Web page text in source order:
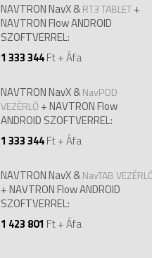
NAVTRON NavX &RT3 TABLET+
NAVTRON Flow ANDROID
SZOFTVERREL:
1 333 344Ft + Áfa
NAVTRON NavX &NavPOD
VEZÉRLŐ+ NAVTRON Flow
ANDROID SZOFTVERREL:
1 333 344Ft + Áfa
NAVTRON NavX &NavTAB
+ NAVTRON Flow ANDROID
SZOFTVERREL:
1 423 801 Ft + Áfa